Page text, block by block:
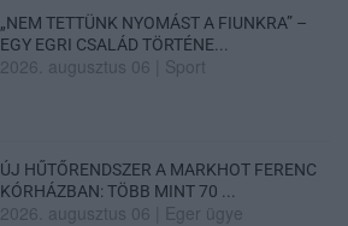
„NEM TETTÜNK NYOMÁST A FIUNKRA” –
EGY EGRI CSALÁD TÖRTÉNE...
2026. augusztus 06 Sport
ÚJ HŰTŐRENDSZER A MARKHOT FERENC
KÓRHÁZBAN: TÖBB MINT 70 ...
2026. augusztus 06 Eger ügye